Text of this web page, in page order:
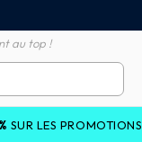
au top !
ET JUSQU'À